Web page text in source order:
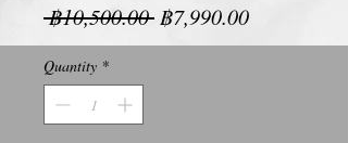
฿10,500.00 Regular
Price
฿7,990.00Sale
Price
Quantity *